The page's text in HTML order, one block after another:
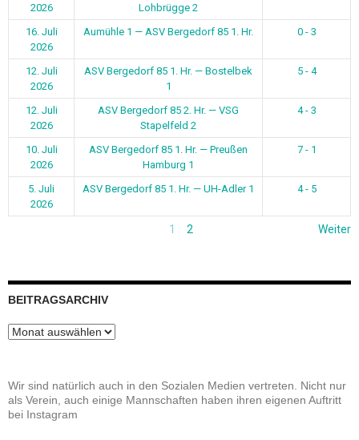
2026
Lohbrügge 2
16. Juli
2026
Aumühle 1 — ASV Bergedorf 85 1. Hr. 0 - 3
12. Juli
2026
ASV Bergedorf 85 1. Hr. — Bostelbek
1
5 - 4
12. Juli
2026
ASV Bergedorf 85 2. Hr. — VSG
Stapelfeld 2
4 - 3
10. Juli
2026
ASV Bergedorf 85 1. Hr. — Preußen
Hamburg 1
7 - 1
5. Juli
2026
ASV Bergedorf 85 1. Hr. — UH-Adler 1 4 - 5
1 2 Weiter
BEITRAGSARCHIV
Beitragsarchiv
Wir sind natürlich auch in den Sozialen Medien vertreten. Nicht nur
als Verein, auch einige Mannschaften haben ihren eigenen Auftritt
bei Instagram